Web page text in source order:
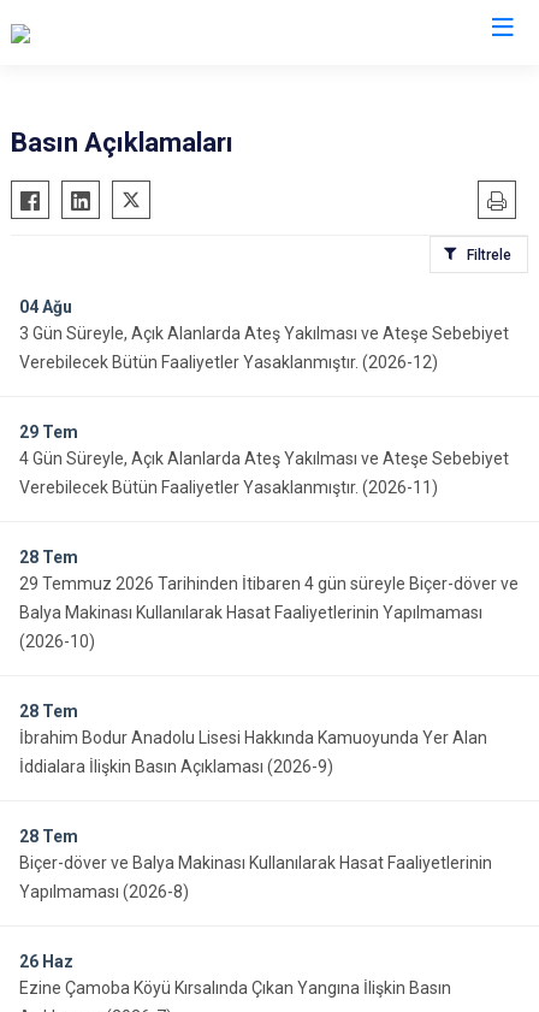
Basın Açıklamaları
Filtrele
04Ağu
3 Gün Süreyle, Açık Alanlarda Ateş Yakılması ve Ateşe Sebebiyet
Verebilecek Bütün Faaliyetler Yasaklanmıştır. (2026-12)
29 Tem
4 Gün Süreyle, Açık Alanlarda Ateş Yakılması ve Ateşe Sebebiyet
Verebilecek Bütün Faaliyetler Yasaklanmıştır. (2026-11)
28 Tem
29 Temmuz 2026 Tarihinden İtibaren 4 gün süreyle Biçer-döver ve
Balya Makinası Kullanılarak Hasat Faaliyetlerinin Yapılmaması
(2026-10)
28 Tem
İbrahim Bodur Anadolu Lisesi Hakkında Kamuoyunda Yer Alan
İddialara İlişkin Basın Açıklaması (2026-9)
28 Tem
Biçer-döver ve Balya Makinası Kullanılarak Hasat Faaliyetlerinin
Yapılmaması (2026-8)
26 Haz
Ezine Çamoba Köyü Kırsalında Çıkan Yangına İlişkin Basın